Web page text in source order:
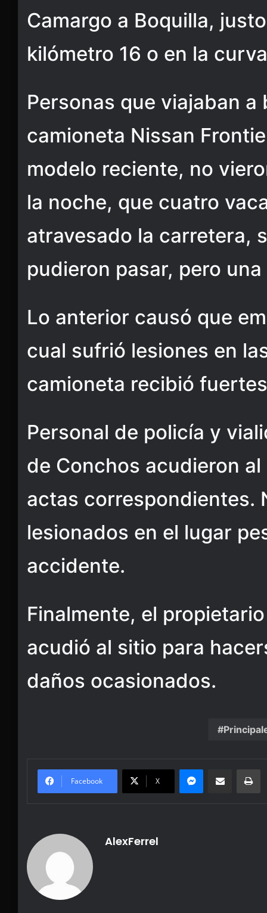
Camargo a Boquilla,
kilómetro 16 o en la
Personas que viajaban a
camioneta Nissan
modelo reciente, no
la noche, que cuatro
atravesado la carretera,
pudieron pasar, pero
Lo anterior causó que
cual sufrió lesiones en
camioneta recibió
Personal de policía y
de Conchos acudieron
actas correspondientes.
lesionados en el lugar
accidente.
Finalmente, el
acudió al sitio para
daños ocasionados.
Facebook X
Messenger
Share via Email
AlexFerrel